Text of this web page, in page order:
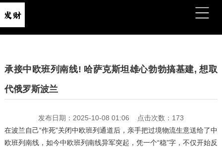
承接中欧班列南线! 哈萨克斯坦雄心勃勃搞基建, 想取
代俄罗斯波兰
发布日期：2025-10-08 01:06 点击次数：173
在波兰自己“作死”关闭中欧班列通道后，亲手把过境物流生意送给了中
欧班列南线，如今中欧班列南线异军突起，凭一个“稳”字，不仅开始反